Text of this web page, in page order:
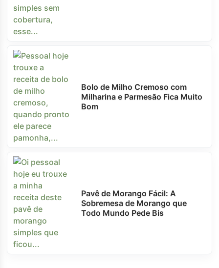
Bolo de Milho Cremoso com
Milharina e Parmesão Fica Muito
Bom
Pavê de Morango Fácil: A
Sobremesa de Morango que
Todo Mundo Pede Bis